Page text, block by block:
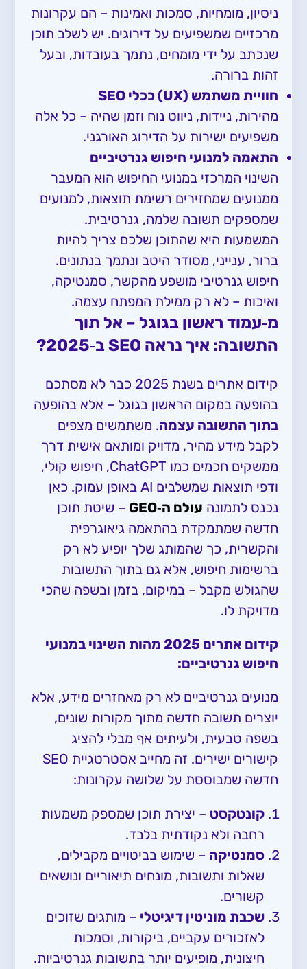
ניסיון, מומחיות, סמכות ואמינות – הם עקרונות
מרכזיים שמשפיעים על דירוגים. יש לשלב תוכן
שנכתב על ידי מומחים, נתמך בעובדות, ובעל
זהות ברורה.
חוויית משתמש (UX) ככלי SEO
מהירות, ניידות, ניווט נוח וזמן שהיה – כל אלה
משפיעים ישירות על הדירוג האורגני.
התאמה למנועי חיפוש גנרטיביים
השינוי המרכזי במנועי החיפוש הוא המעבר
ממנועים שמחזירים רשימת תוצאות, למנועים
שמספקים תשובה שלמה, גנרטיבית.
המשמעות היא שהתוכן שלכם צריך להיות
ברור, ענייני, מסודר היטב ונתמך בנתונים.
חיפוש גנרטיבי מושפע מהקשר, סמנטיקה,
ואיכות – לא רק ממילת המפתח עצמה.
מ‑עמוד ראשון בגוגל – אל תוך
התשובה: איך נראה SEO ב‑2025?
קידום אתרים בשנת 2025 כבר לא מסתכם
בהופעה במקום הראשון בגוגל – אלא בהופעה
בתוך התשובה עצמה. משתמשים מצפים
לקבל מידע מהיר, מדויק ומותאם אישית דרך
ממשקים חכמים כמו ChatGPT, חיפוש קולי,
ודפי תוצאות שמשלבים AI באופן עמוק. כאן
נכנס לתמונה עולם ה‑GEO
– שיטת תוכן
חדשה שמתמקדת בהתאמה גיאוגרפית
והקשרית, כך שהמותג שלך יופיע לא רק
ברשימות חיפוש, אלא גם בתוך התשובות
שהגולש מקבל – במיקום, בזמן ובשפה שהכי
מדויקת לו.
קידום אתרים 2025 מהות השינוי במנועי
חיפוש גנרטיביים:
מנועים גנרטיביים לא רק מאחזרים מידע, אלא
יוצרים תשובה חדשה מתוך מקורות שונים,
בשפה טבעית, ולעיתים אף מבלי להציג
קישורים ישירים. זה מחייב אסטרטגיית SEO
חדשה שמבוססת על שלושה עקרונות:
קונטקסט – יצירת תוכן שמספק משמעות
רחבה ולא נקודתית בלבד.
סמנטיקה – שימוש בביטויים מקבילים,
שאלות ותשובות, מונחים תיאוריים ונושאים
קשורים.
שכבת מוניטין דיגיטלי – מותגים שזוכים
לאזכורים עקביים, ביקורות, וסמכות
חיצונית, מופיעים יותר בתשובות גנרטיביות.